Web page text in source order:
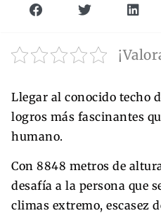
Llegar al conocido techo
logros más fascinantes
humano.
Con 8848 metros de
desafía a la persona que
climas extremo, escasez